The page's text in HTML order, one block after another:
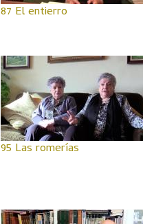
87 El entierro
95 Las romerías